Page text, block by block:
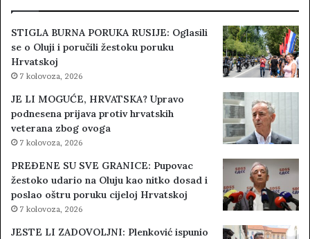
STIGLA BURNA PORUKA RUSIJE: Oglasili
se o Oluji i poručili žestoku poruku
Hrvatskoj
7 kolovoza, 2026
JE LI MOGUĆE, HRVATSKA? Upravo
podnesena prijava protiv hrvatskih
veterana zbog ovoga
7 kolovoza, 2026
PREĐENE SU SVE GRANICE: Pupovac
žestoko udario na Oluju kao nitko dosad i
poslao oštru poruku cijeloj Hrvatskoj
7 kolovoza, 2026
JESTE LI ZADOVOLJNI: Plenković ispunio